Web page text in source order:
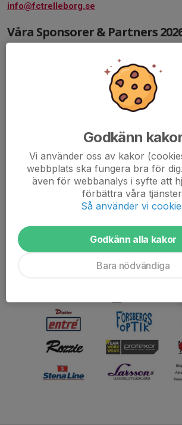
info@fctrelleborg.se
Våra Sponsorer & Partners
Godkänn
Vi använder oss av kakor
webbplats ska fungera bra för
även för webbanalys i syfte att
förbättra våra
Så använder vi
Godkänn alla kakor
Bara nödvändiga